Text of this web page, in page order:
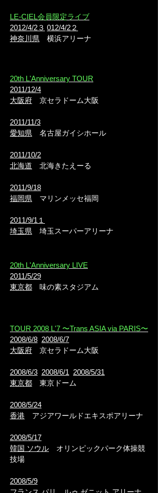
LE-CIEL会員限定ライブ
2012/4/2３ 012/4/2２
神奈川県 横浜アリーナ
20th L'Anniversary TOUR
2011/12/4
大阪府 京セラドーム大阪
2011/11/3
愛知県 名古屋ガイシホール
2011/10/2
北海道 北海きたえーる
2011/9/18
福岡県 マリンメッセ福岡
2011/9/1１
埼玉県 埼玉スーパーアリーナ
20th L'Anniversary LIVE
2011/5/29
東京都 味の素スタジアム
TOUR 2008 L'7 〜Trans ASIA via PARIS〜
2008/6/8 2008/6/7
大阪府 京セラドーム大阪
2008/6/3 2008/6/1 2008/5/31
東京都 東京ドーム
2008/5/24
香港 アジアワールドエキスポアリーナ
2008/5/17
韓国 ソウル オリンピックパーク体操競
技場
2008/5/9